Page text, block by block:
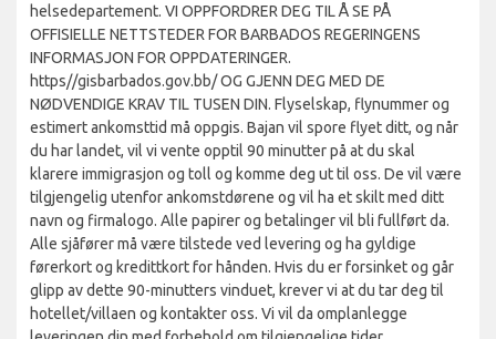
helsedepartement. VI OPPFORDRER DEG TIL Å SE PÅ
OFFISIELLE NETTSTEDER FOR BARBADOS REGERINGENS
INFORMASJON FOR OPPDATERINGER.
https//gisbarbados.gov.bb/ OG GJENN DEG MED DE
NØDVENDIGE KRAV TIL TUSEN DIN. Flyselskap, flynummer og
estimert ankomsttid må oppgis. Bajan vil spore flyet ditt, og når
du har landet, vil vi vente opptil 90 minutter på at du skal
klarere immigrasjon og toll og komme deg ut til oss. De vil være
tilgjengelig utenfor ankomstdørene og vil ha et skilt med ditt
navn og firmalogo. Alle papirer og betalinger vil bli fullført da.
Alle sjåfører må være tilstede ved levering og ha gyldige
førerkort og kredittkort for hånden. Hvis du er forsinket og går
glipp av dette 90-minutters vinduet, krever vi at du tar deg til
hotellet/villaen og kontakter oss. Vi vil da omplanlegge